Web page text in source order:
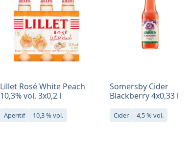
Lillet Rosé White Peach
10,3% vol. 3x0,2 l
Aperitif 10,3 % vol.
Somersby Cider
Blackberry 4x0,33 l
Cider 4,5 % vol.